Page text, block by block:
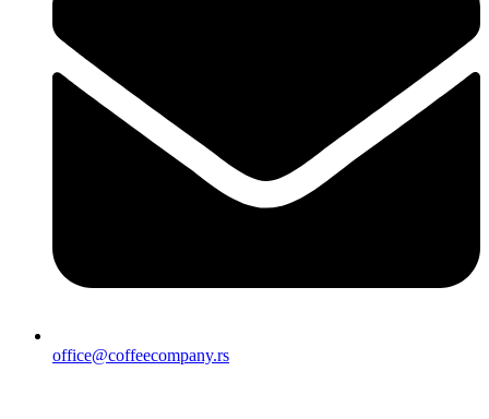
office@coffeecompany.rs